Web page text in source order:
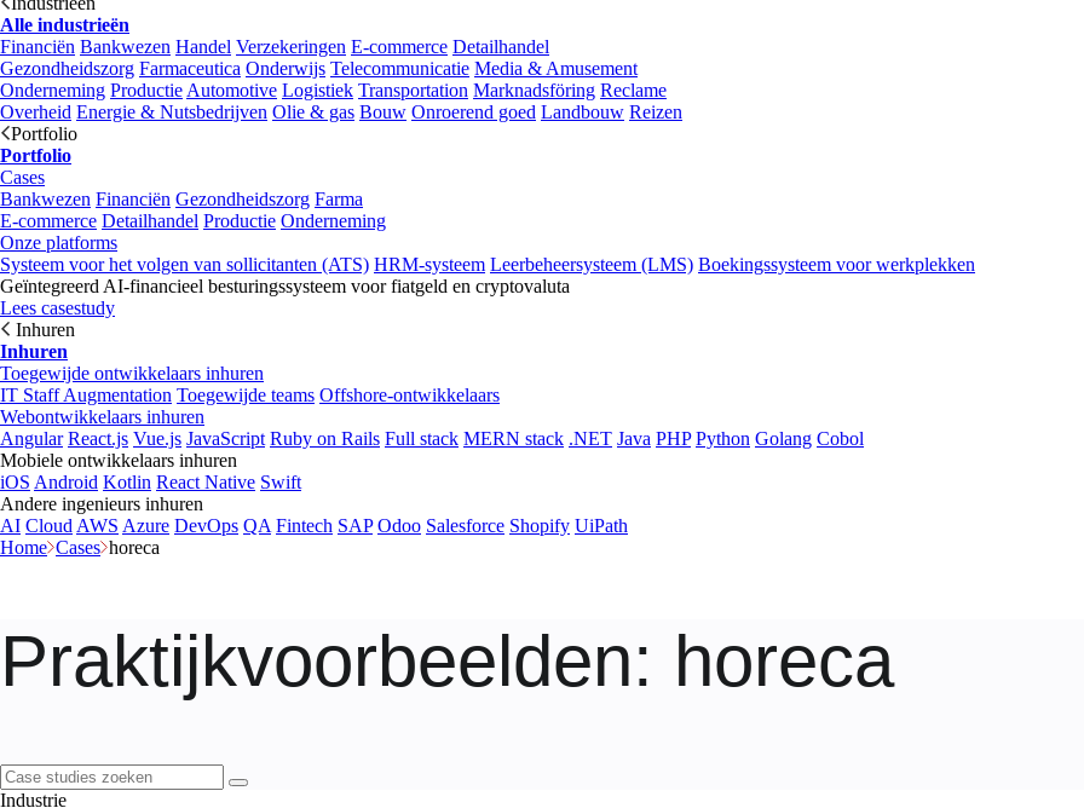
Alle industrieën
Financiën Bankwezen Handel Verzekeringen E-commerce Detailhandel
Gezondheidszorg Farmaceutica Onderwijs Telecommunicatie Media & Amusement
Onderneming Productie Automotive Logistiek Transportation Marknadsföring Reclame
Overheid Energie & Nutsbedrijven Olie & gas Bouw Onroerend goed Landbouw Reizen
Portfolio
Portfolio
Cases
Bankwezen Financiën Gezondheidszorg Farma
E-commerce Detailhandel Productie Onderneming
Onze platforms
Systeem voor het volgen van sollicitanten (ATS) HRM-systeem Leerbeheersysteem (LMS) Boekingssysteem voor werkplekken
Geïntegreerd AI-financieel besturingssysteem voor fiatgeld en cryptovaluta
Lees casestudy
Inhuren
Inhuren
Toegewijde ontwikkelaars inhuren
IT Staff Augmentation Toegewijde teams Offshore-ontwikkelaars
Webontwikkelaars inhuren
Angular React.js Vue.js JavaScript Ruby on Rails Full stack MERN stack .NET Java PHP Python Golang Cobol
Mobiele ontwikkelaars inhuren
iOS Android Kotlin React Native Swift
Andere ingenieurs inhuren
AI Cloud AWS Azure DevOps QA Fintech SAP Odoo Salesforce Shopify UiPath
Home Cases horeca
Praktijkvoorbeelden: horeca
Industrie